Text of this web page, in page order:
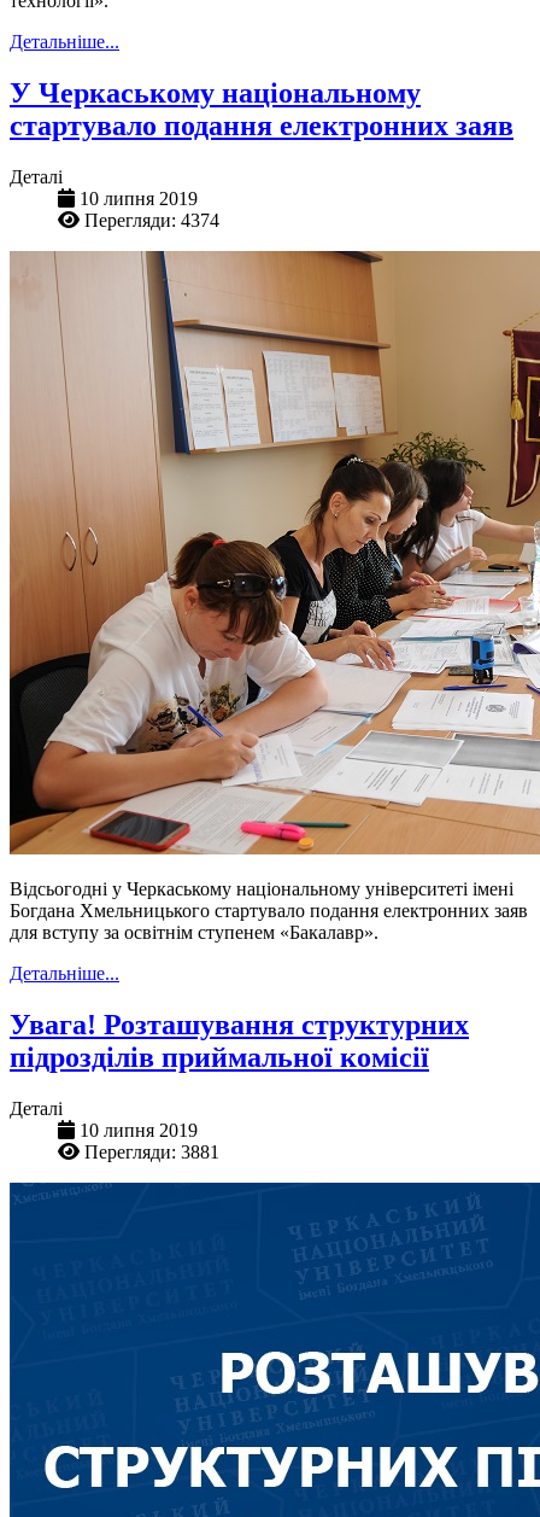
Детальніше...
У Черкаському національному
стартувало подання електронних заяв
Деталі
10 липня 2019
Перегляди: 4374
Відсьогодні у Черкаському національному університеті імені
Богдана Хмельницького стартувало подання електронних заяв
для вступу за освітнім ступенем «Бакалавр».
Детальніше...
Увага! Розташування структурних
підрозділів приймальної комісії
Деталі
10 липня 2019
Перегляди: 3881